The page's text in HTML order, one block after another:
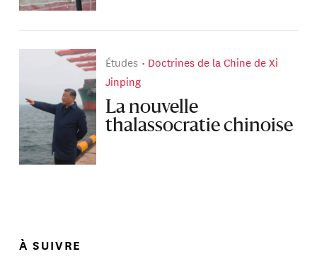
Études
Doctrines de la Chine de Xi
Jinping
La nouvelle
thalassocratie chinoise
À SUIVRE